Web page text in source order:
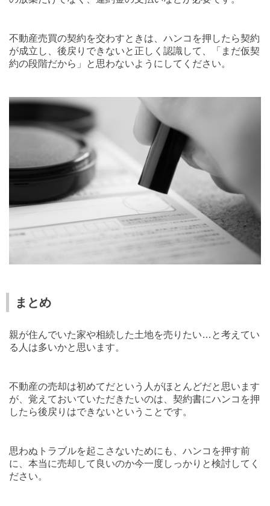
不動産売買の契約を交わすときは、ハンコを押したら契約
が成立し、後戻りできないと正しく認識して、「まだ仮契
約の段階だから」と思わないようにしてください。
まとめ
親が住んでいた家や相続した土地を売りたい…と考えてい
る人は多いかと思います。
不動産の売却は初めてだという人がほとんどだと思います
が、覚えておいていただきたいのは、契約書にハンコを押
したら後戻りはできないということです。
思わぬトラブルを起こさないためにも、ハンコを押す前
に、本当に売却して良いのか今一度しっかりと検討してく
ださい。